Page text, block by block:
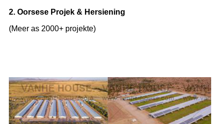
2. Oorsese Projek & Hersiening
(Meer as 2000+ projekte)